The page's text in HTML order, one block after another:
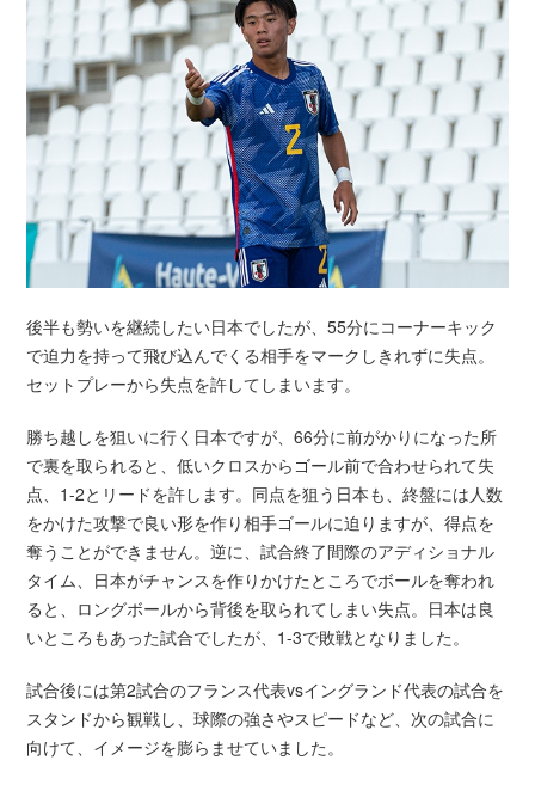
後半も勢いを継続したい日本でしたが、55分にコーナーキック
で迫力を持って飛び込んでくる相手をマークしきれずに失点。
セットプレーから失点を許してしまいます。
勝ち越しを狙いに行く日本ですが、66分に前がかりになった所
で裏を取られると、低いクロスからゴール前で合わせられて失
点、1-2とリードを許します。同点を狙う日本も、終盤には人数
をかけた攻撃で良い形を作り相手ゴールに迫りますが、得点を
奪うことができません。逆に、試合終了間際のアディショナル
タイム、日本がチャンスを作りかけたところでボールを奪われ
ると、ロングボールから背後を取られてしまい失点。日本は良
いところもあった試合でしたが、1-3で敗戦となりました。
試合後には第2試合のフランス代表vsイングランド代表の試合を
スタンドから観戦し、球際の強さやスピードなど、次の試合に
向けて、イメージを膨らませていました。